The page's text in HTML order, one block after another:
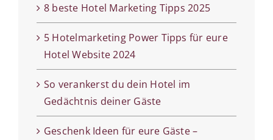
8 beste Hotel Marketing Tipps 2025
5 Hotelmarketing Power Tipps für eure
Hotel Website 2024
So verankerst du dein Hotel im
Gedächtnis deiner Gäste
Geschenk Ideen für eure Gäste –